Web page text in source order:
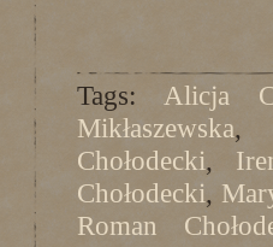
Tags: Alicja
Mikłaszewska
Chołodecki,
Chołodecki,
Roman